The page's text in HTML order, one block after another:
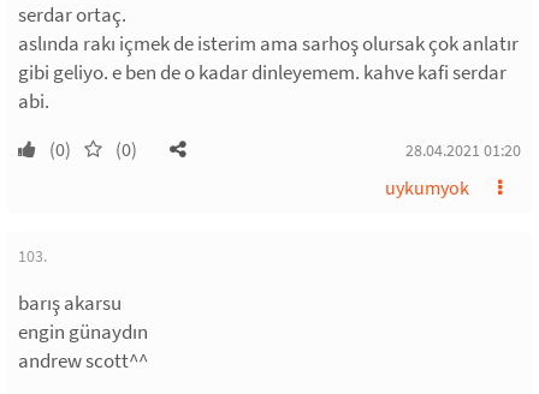
serdar ortaç.
aslında rakı içmek de isterim ama sarhoş olursak çok anlatır
gibi geliyo. e ben de o kadar dinleyemem. kahve kafi serdar
abi.
(0) (0) 28.04.2021 01:20
uykumyok
103.
barış akarsu
engin günaydın
andrew scott^^